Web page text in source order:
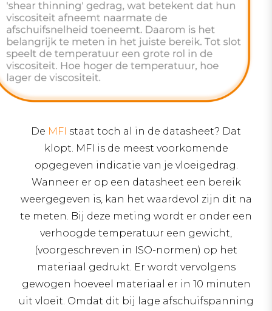
De MFI staat toch al in de datasheet? Dat
klopt. MFI is de meest voorkomende
opgegeven indicatie van je vloeigedrag.
Wanneer er op een datasheet een bereik
weergegeven is, kan het waardevol zijn dit na
te meten. Bij deze meting wordt er onder een
verhoogde temperatuur een gewicht,
(voorgeschreven in ISO-normen) op het
materiaal gedrukt. Er wordt vervolgens
gewogen hoeveel materiaal er in 10 minuten
uit vloeit. Omdat dit bij lage afschuifspanning